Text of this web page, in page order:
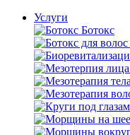
Услуги
Ботокс